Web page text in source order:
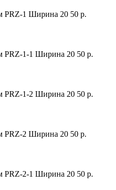
PRZ-1 Ширина 20 50 р.
PRZ-1-1 Ширина 20 50 р.
PRZ-1-2 Ширина 20 50 р.
PRZ-2 Ширина 20 50 р.
PRZ-2-1 Ширина 20 50 р.